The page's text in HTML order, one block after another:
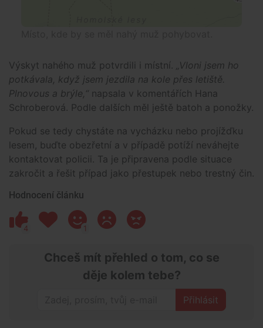
Výskyt nahého muž potvrdili i místní.
„Vloni jsem ho
potkávala, když jsem jezdila na kole přes letiště.
Plnovous a brýle,“ napsala v komentářích Hana
Schroberová. Podle dalších měl ještě batoh a ponožky.
Pokud se tedy chystáte na vycházku nebo projížďku
lesem, buďte obezřetní a v případě potíží neváhejte
kontaktovat policii. Ta je připravena podle situace
zakročit a řešit případ jako přestupek nebo trestný čin.
Hodnocení článku
4 1
Chceš mít přehled o tom, co se
děje kolem tebe?
Přihlásit